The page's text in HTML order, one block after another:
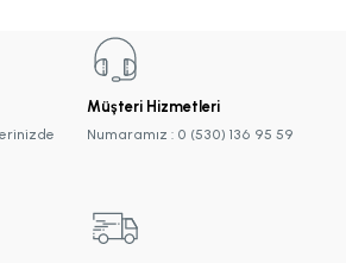
Müşteri Hizmetleri
Numaramız : 0 (530) 136 95 59